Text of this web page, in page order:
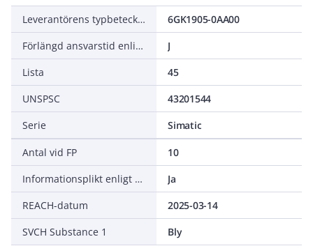
Leverantörens typbeteckning
6GK1905-0AA00
Förlängd ansvarstid enligt ALEM-09
J
Lista
45
UNSPSC
43201544
Serie
Simatic
Antal vid FP
10
Informationsplikt enligt REACH
Ja
REACH-datum
2025-03-14
SVCH Substance 1
Bly